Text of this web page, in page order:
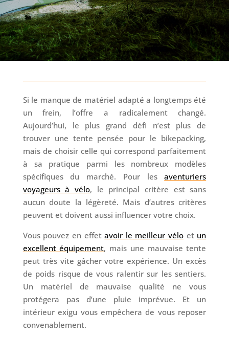
Si le manque de matériel adapté a longtemps été
un frein, l’offre a radicalement changé.
Aujourd’hui, le plus grand défi n’est plus de
trouver une tente pensée pour le bikepacking,
mais de choisir celle qui correspond parfaitement
à sa pratique parmi les nombreux modèles
spécifiques du marché. Pour lesaventuriers
voyageurs à vélo, le principal critère est sans
aucun doute la légèreté. Mais d’autres critères
peuvent et doivent aussi influencer votre choix.
Vous pouvez en effetavoir le meilleur vélo et un
excellent équipement, mais une mauvaise tente
peut très vite gâcher votre expérience. Un excès
de poids risque de vous ralentir sur les sentiers.
Un matériel de mauvaise qualité ne vous
protégera pas d’une pluie imprévue. Et un
intérieur exigu vous empêchera de vous reposer
convenablement.